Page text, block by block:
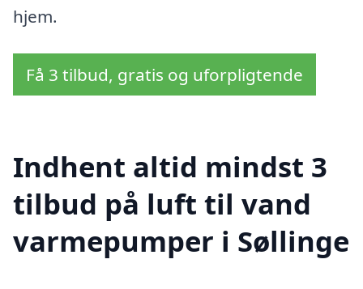
hjem.
Få 3 tilbud, gratis og uforpligtende
Indhent altid mindst 3
tilbud på luft til vand
varmepumper i Søllinge